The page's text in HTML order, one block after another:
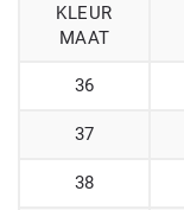
KLEUR
MAAT
36
37
38